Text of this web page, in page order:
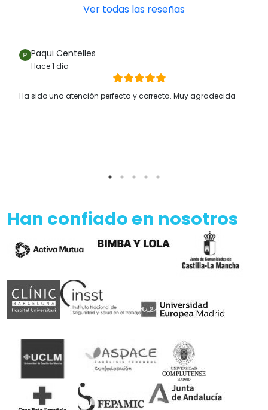
Ver todas las reseñas
Paqui Centelles
Hace 1 dia
Ha sido una atención perfecta y correcta. Muy agradecida
Han confiado en nosotros